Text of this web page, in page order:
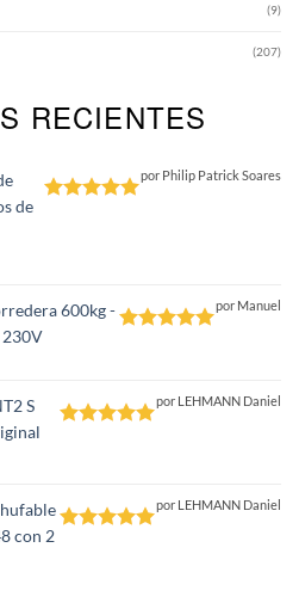
(9)
(207)
RECIENTES
de
por Philip Patrick Soares
600kg -
230V
por Manuel
S
por LEHMANN Daniel
con 2
por LEHMANN Daniel